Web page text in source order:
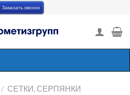
Заказать звонок
/ СЕТКИ, СЕРПЯНКИ